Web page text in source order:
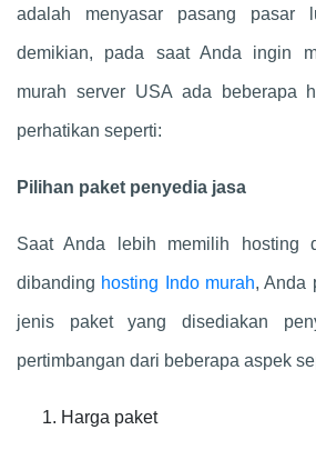
adalah menyasar pasang pasar
demikian, pada saat Anda ingin
murah server USA ada beberapa
perhatikan seperti:
Pilihan paket penyedia jasa
Saat Anda lebih memilih hosting
dibanding hosting Indo murah, Anda
jenis paket yang disediakan
pertimbangan dari beberapa aspek
Harga paket